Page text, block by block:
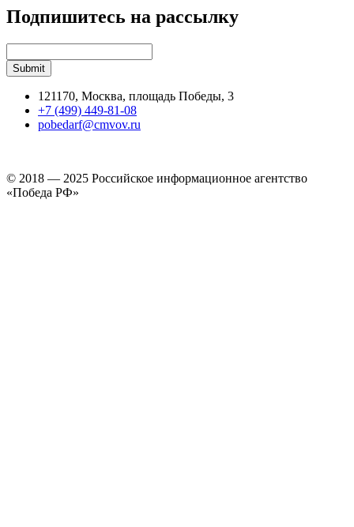
Подпишитесь на рассылку
121170, Москва, площадь Победы, 3
+7 (499) 449-81-08
pobedarf@cmvov.ru
© 2018 — 2025 Российское информационное агентство
«Победа РФ»